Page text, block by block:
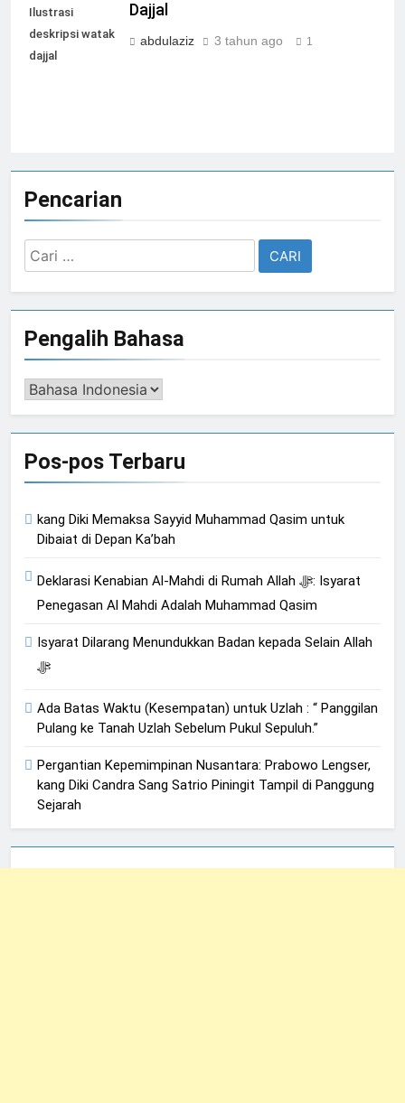
Ilustrasi
deskripsi watak
dajjal
Dajjal
abdulaziz 3 tahun ago 1
Pencarian
Cari
untuk:
Pengalih Bahasa
Pengalih
Pos-pos Terbaru
kang Diki Memaksa Sayyid Muhammad Qasim untuk
Dibaiat di Depan Ka’bah
Deklarasi Kenabian Al-Mahdi di Rumah Allah ﷻ: Isyarat
Penegasan Al Mahdi Adalah Muhammad Qasim
Isyarat Dilarang Menundukkan Badan kepada Selain Allah
ﷻ
Ada Batas Waktu (Kesempatan) untuk Uzlah : “ Panggilan
Pulang ke Tanah Uzlah Sebelum Pukul Sepuluh.”
Pergantian Kepemimpinan Nusantara: Prabowo Lengser,
kang Diki Candra Sang Satrio Piningit Tampil di Panggung
Sejarah